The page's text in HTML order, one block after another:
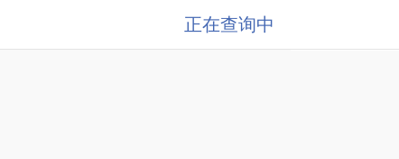
正在查询中